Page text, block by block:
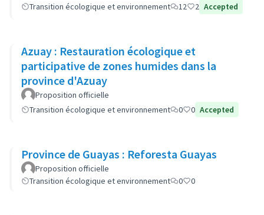
Transition écologique et environnement
12 2 Accepted
Azuay : Restauration écologique et
participative de zones humides dans la
province d'Azuay
Proposition officielle
Transition écologique et environnement
0 0 Accepted
Province de Guayas : Reforesta Guayas
Proposition officielle
Transition écologique et environnement
0 0